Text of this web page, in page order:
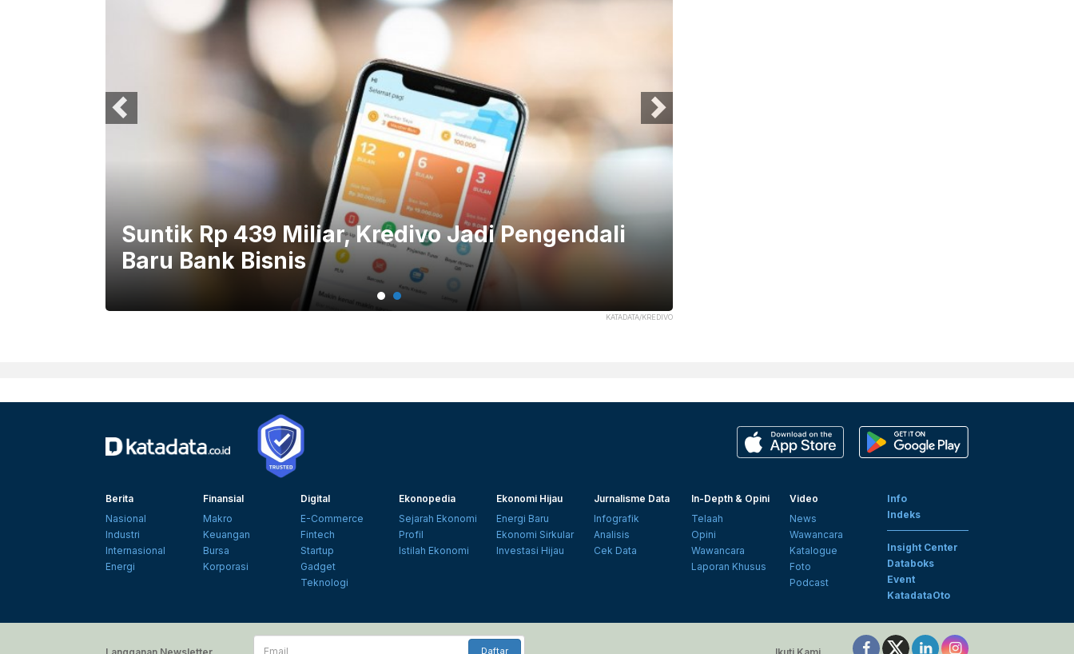
KATADATA/KREDIVO
Suntik Rp 439 Miliar, Kredivo Jadi Pengendali
Baru Bank Bisnis
Berita
Nasional
Industri
Internasional
Energi
Finansial
Makro
Keuangan
Bursa
Korporasi
Digital
E-Commerce
Fintech
Startup
Gadget
Teknologi
Ekonopedia
Sejarah Ekonomi
Profil
Istilah Ekonomi
Ekonomi Hijau
Energi Baru
Ekonomi Sirkular
Investasi Hijau
Jurnalisme Data
Infografik
Analisis
Cek Data
In-Depth & Opini
Telaah
Opini
Wawancara
Laporan Khusus
Video
News
Wawancara
Katalogue
Foto
Podcast
Info
Indeks
Insight Center
Databoks
Event
KatadataOto
Email
Daftar